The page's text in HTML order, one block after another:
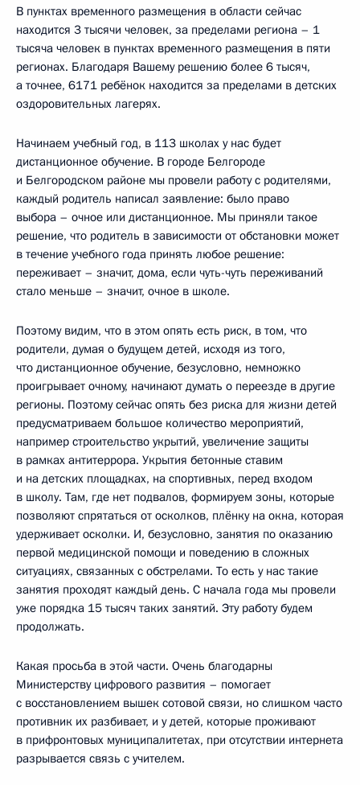
В пунктах временного размещения в области сейчас
находится 3 тысячи человек, за пределами региона – 1
тысяча человек в пунктах временного размещения в пяти
регионах. Благодаря Вашему решению более 6 тысяч,
а точнее, 6171 ребёнок находится за пределами в детских
оздоровительных лагерях.
Начинаем учебный год, в 113 школах у нас будет
дистанционное обучение. В городе Белгороде
и Белгородском районе мы провели работу с родителями,
каждый родитель написал заявление: было право
выбора – очное или дистанционное. Мы приняли такое
решение, что родитель в зависимости от обстановки может
в течение учебного года принять любое решение:
переживает – значит, дома, если чуть-чуть переживаний
стало меньше – значит, очное в школе.
Поэтому видим, что в этом опять есть риск, в том, что
родители, думая о будущем детей, исходя из того,
что дистанционное обучение, безусловно, немножко
проигрывает очному, начинают думать о переезде в другие
регионы. Поэтому сейчас опять без риска для жизни детей
предусматриваем большое количество мероприятий,
например строительство укрытий, увеличение защиты
в рамках антитеррора. Укрытия бетонные ставим
и на детских площадках, на спортивных, перед входом
в школу. Там, где нет подвалов, формируем зоны, которые
позволяют спрятаться от осколков, плёнку на окна, которая
удерживает осколки. И, безусловно, занятия по оказанию
первой медицинской помощи и поведению в сложных
ситуациях, связанных с обстрелами. То есть у нас такие
занятия проходят каждый день. С начала года мы провели
уже порядка 15 тысяч таких занятий. Эту работу будем
продолжать.
Какая просьба в этой части. Очень благодарны
Министерству цифрового развития – помогает
с восстановлением вышек сотовой связи, но слишком часто
противник их разбивает, и у детей, которые проживают
в прифронтовых муниципалитетах, при отсутствии интернета
разрывается связь с учителем.